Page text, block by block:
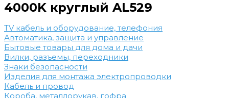
4000K круглый AL529
TV кабель и оборудование, телефония
Автоматика, защита и управление
Бытовые товары для дома и дачи
Вилки, разъемы, переходники
Знаки безопасности
Изделия для монтажа электропроводки
Кабель и провод
Короба, металлорукав, гофра